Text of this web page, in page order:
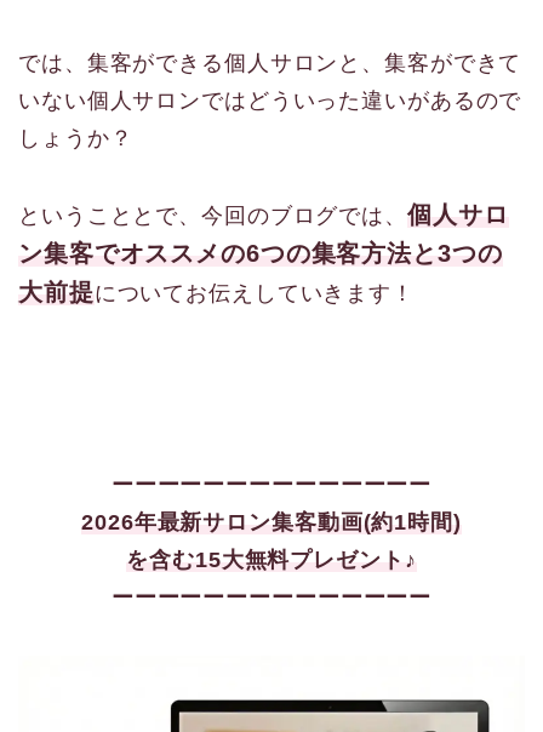
では、集客ができる個人サロンと、集客ができて
いない個人サロンではどういった違いがあるので
しょうか？
ということとで、今回のブログでは、 個人サロ
ン集客でオススメの6つの集客方法と3つの
大前提についてお伝えしていきます！
ーーーーーーーーーーーーーー
2026年最新サロン集客動画(約1時間)
を含む15大無料プレゼント♪
ーーーーーーーーーーーーーー